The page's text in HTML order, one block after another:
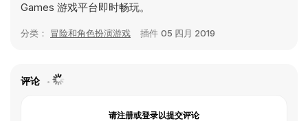
Games 游戏平台即时畅玩。
分类： 冒险和角色扮演游戏 插件 05 四月 2019
评论
请注册或登录以提交评论